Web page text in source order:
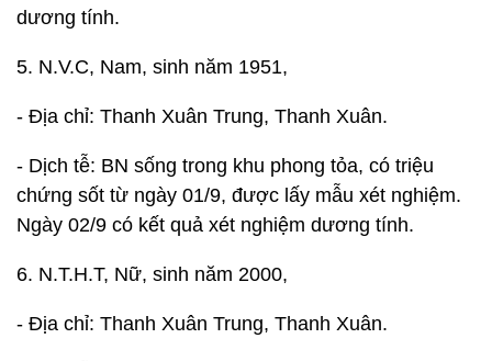
dương tính.
5. N.V.C, Nam, sinh năm 1951,
- Địa chỉ: Thanh Xuân Trung, Thanh Xuân.
- Dịch tễ: BN sống trong khu phong tỏa, có triệu
chứng sốt từ ngày 01/9, được lấy mẫu xét nghiệm.
Ngày 02/9 có kết quả xét nghiệm dương tính.
6. N.T.H.T, Nữ, sinh năm 2000,
- Địa chỉ: Thanh Xuân Trung, Thanh Xuân.